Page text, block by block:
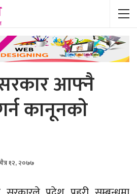
आफ्नै
कानूनकाे
१२, २०७७